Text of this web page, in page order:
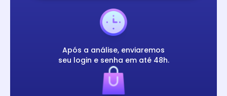
Após a análise, enviaremos
seu login e senha em até 48h.